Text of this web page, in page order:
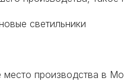
светильники
производства в